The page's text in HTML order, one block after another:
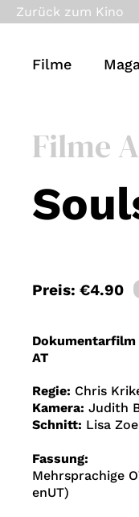
Zurück zum Kino
Filme
Filme
Preis: €4.90
Dokumentarfilm
AT
Regie: Chris
Kamera: Judith
Schnitt: Lisa
Fassung:
Mehrsprachige
enUT)